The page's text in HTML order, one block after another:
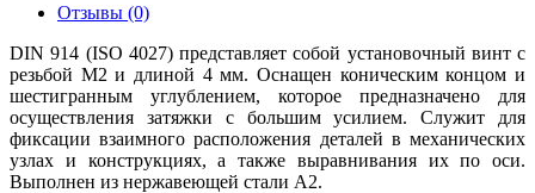
Отзывы (0)
DIN 914 (ISO 4027) представляет собой установочный винт с
резьбой М2 и длиной 4 мм. Оснащен коническим концом и
шестигранным углублением, которое предназначено для
осуществления затяжки с большим усилием. Служит для
фиксации взаимного расположения деталей в механических
узлах и конструкциях, а также выравнивания их по оси.
Выполнен из нержавеющей стали А2.